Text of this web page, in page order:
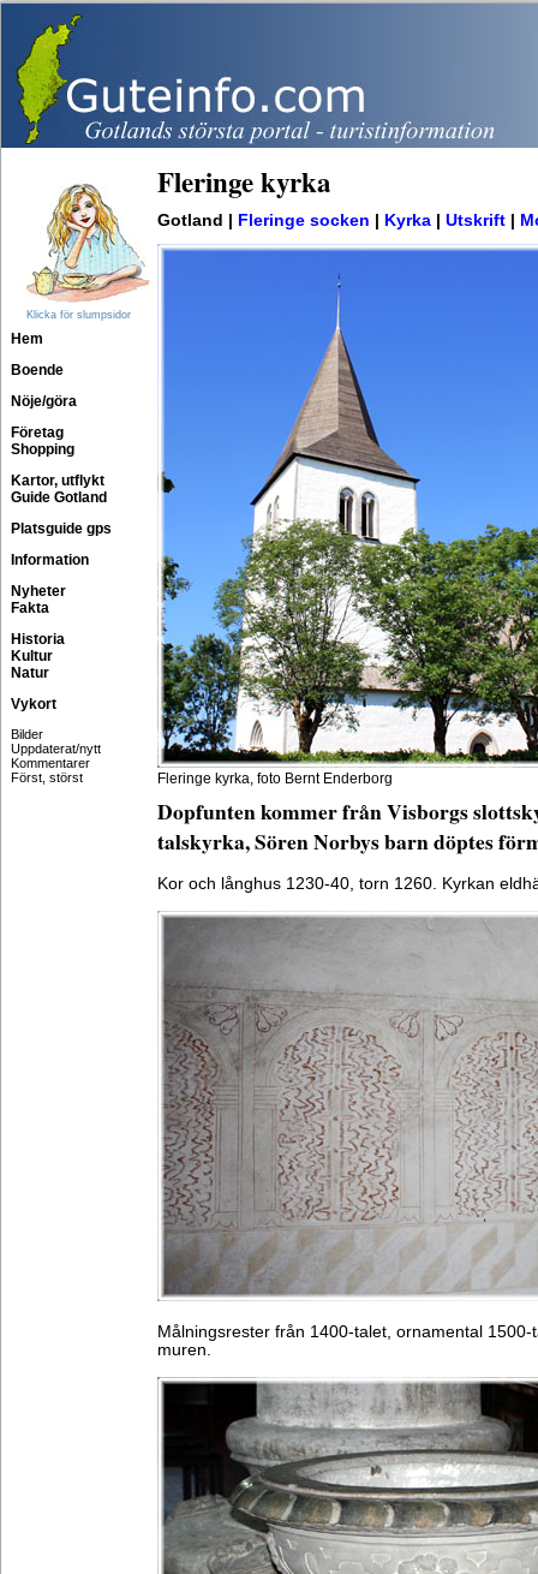
Klicka för slumpsidor
Hem
Boende
Nöje/göra
Företag
Shopping
Kartor, utflykt
Guide Gotland
Platsguide gps
Information
Nyheter
Fakta
Historia
Kultur
Natur
Vykort
Bilder
Uppdaterat/nytt
Kommentarer
Först, störst
Fleringe kyrka
Gotland | Fleringe socken Kyrka Utskrift
Fleringe kyrka, foto Bernt Enderborg
Dopfunten kommer från Visborgs
talskyrka, Sören Norbys barn döptes
Kor och långhus 1230-40, torn 1260. Kyrkan
Målningsrester från 1400-talet, ornamental
muren.